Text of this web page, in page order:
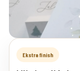
Ekstra finish